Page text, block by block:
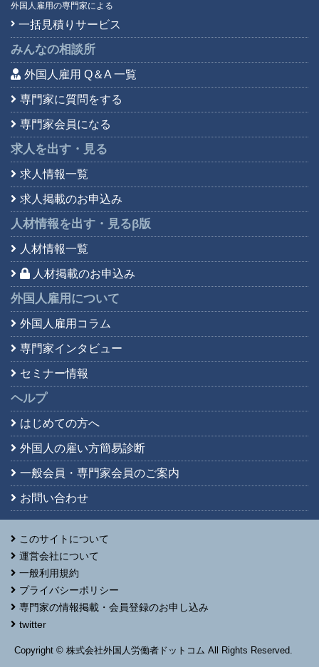
外国人雇用の専門家による
一括見積りサービス
みんなの相談所
外国人雇用 Q＆A 一覧
専門家に質問をする
専門家会員になる
求人を出す・見る
求人情報一覧
求人掲載のお申込み
人材情報を出す・見るβ版
人材情報一覧
人材掲載のお申込み
外国人雇用について
外国人雇用コラム
専門家インタビュー
セミナー情報
ヘルプ
はじめての方へ
外国人の雇い方簡易診断
一般会員・専門家会員のご案内
お問い合わせ
このサイトについて
運営会社について
一般利用規約
プライバシーポリシー
専門家の情報掲載・会員登録のお申し込み
twitter
Copyright © 株式会社外国人労働者ドットコム All Rights Reserved.